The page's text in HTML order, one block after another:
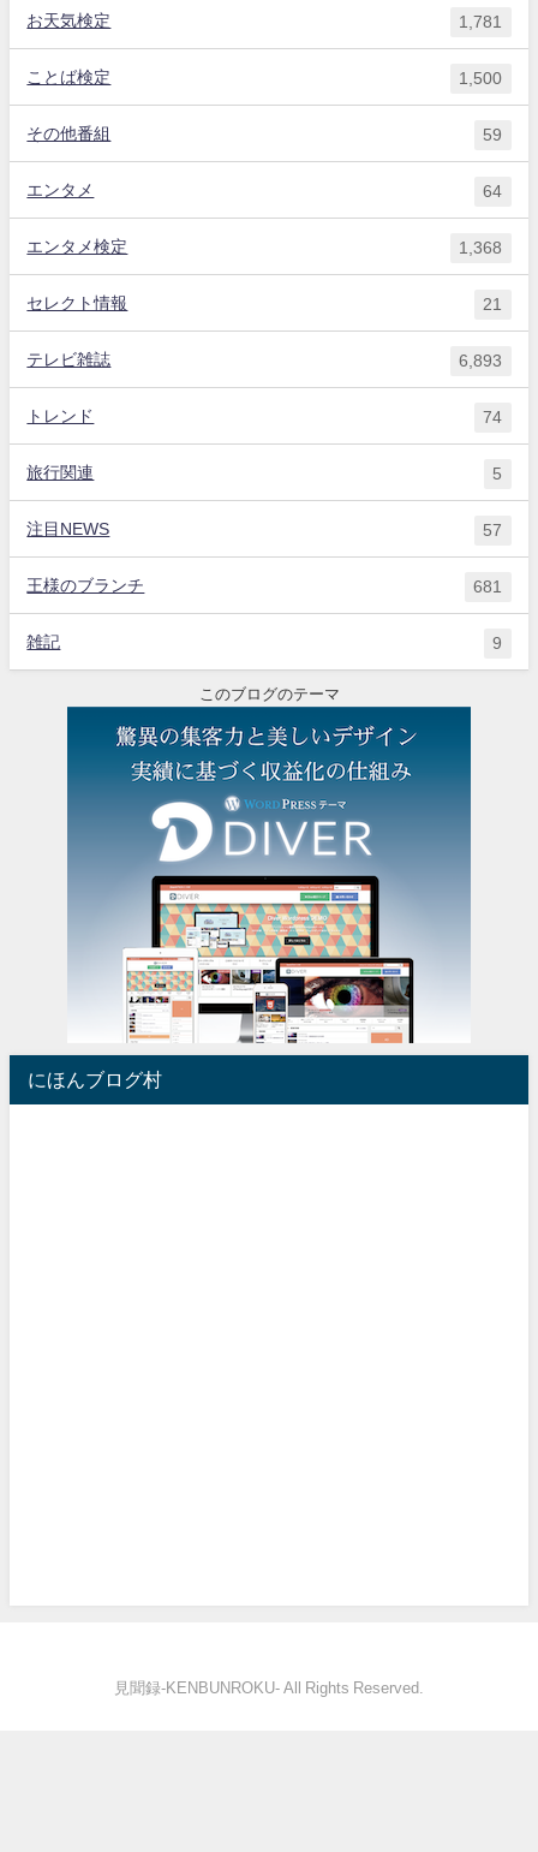
お天気検定 1,781
ことば検定 1,500
その他番組 59
エンタメ 64
エンタメ検定 1,368
セレクト情報 21
テレビ雑誌 6,893
トレンド 74
旅行関連 5
注目NEWS 57
王様のブランチ 681
雑記 9
このブログのテーマ
にほんブログ村
見聞録‐KENBUNROKU- All Rights Reserved.